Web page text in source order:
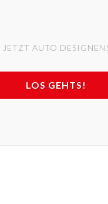
JETZT AUTO DESIGNEN!
LOS GEHTS!